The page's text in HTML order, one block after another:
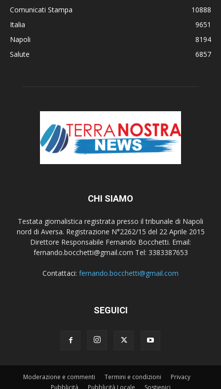
Comunicati Stampa
10888
Italia
9651
Napoli
8194
Salute
6857
CHI SIAMO
Testata giornalistica registrata presso il tribunale di Napoli
nord di Aversa. Registrazione N°2262/15 del 22 Aprile 2015
Direttore Responsabile Fernando Bocchetti. Email:
fernando.bocchetti@gmail.com Tel: 3383387653
Contattaci: fernando.bocchetti@gmail.com
SEGUICI
Moderazione e commenti Termini e condizioni
Privacy
Pubblicità
Pubblicità Locale Sostienici